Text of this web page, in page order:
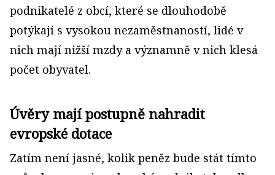
podnikatelé z obcí, které se dlouhodobě
potýkají s vysokou nezaměstnaností, lidé v
nich mají nižší mzdy a významně v nich klesá
počet obyvatel.
Úvěry mají postupně nahradit
evropské dotace
Zatím není jasné, kolik peněz bude stát tímto